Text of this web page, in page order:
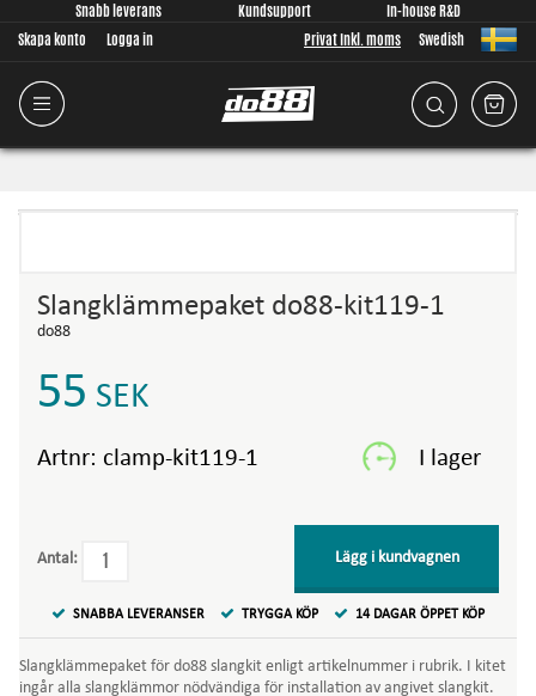
Snabb leverans Kundsupport
In-house R&D
Skapa konto
Logga in Privat Inkl. moms Swedish
Slangklämmepaket do88-kit119-1
do88
55 SEK
Artnr: clamp-kit119-1
Antal: Lägg i kundvagnen
SNABBA LEVERANSER TRYGGA KÖP 14 DAGAR ÖPPET KÖP
Slangklämmepaket för do88 slangkit enligt artikelnummer i rubrik. I kitet
ingår alla slangklämmor nödvändiga för installation av angivet slangkit.